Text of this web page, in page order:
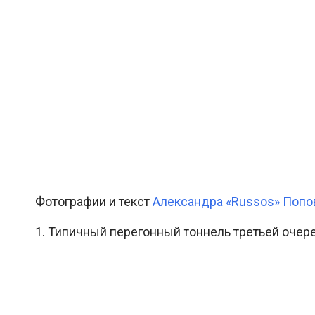
Фотографии и текстАлександра «Russos»
1. Типичный перегонный тоннель третьей